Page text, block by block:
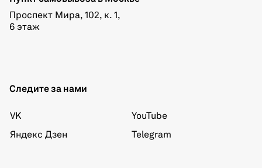
Проспект Мира, 102, к. 1,
6 этаж
Следите за нами
VK
Яндекс Дзен
YouTube
Telegram